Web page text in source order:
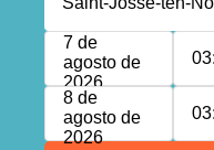
7 de
agosto de
2026
8 de
agosto de
2026